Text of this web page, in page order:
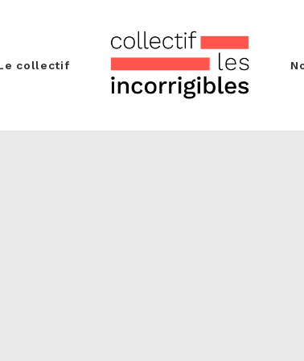
collectif